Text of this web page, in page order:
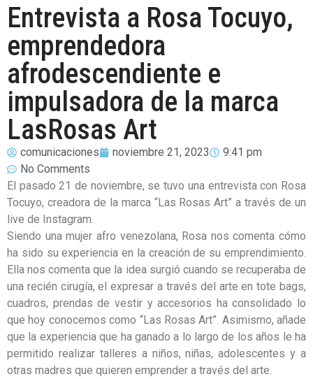
Entrevista a Rosa Tocuyo,
emprendedora
afrodescendiente e
impulsadora de la marca
LasRosas Art
comunicaciones noviembre 21, 2023
9:41 pm
No Comments
El pasado 21 de noviembre, se tuvo una entrevista con Rosa
Tocuyo, creadora de la marca “Las Rosas Art” a través de un
live de Instagram.
Siendo una mujer afro venezolana, Rosa nos comenta cómo
ha sido su experiencia en la creación de su emprendimiento.
Ella nos comenta que la idea surgió cuando se recuperaba de
una recién cirugía, el expresar a través del arte en tote bags,
cuadros, prendas de vestir y accesorios ha consolidado lo
que hoy conocemos como “Las Rosas Art”. Asimismo, añade
que la experiencia que ha ganado a lo largo de los años le ha
permitido realizar talleres a niños, niñas, adolescentes y a
otras madres que quieren emprender a través del arte.